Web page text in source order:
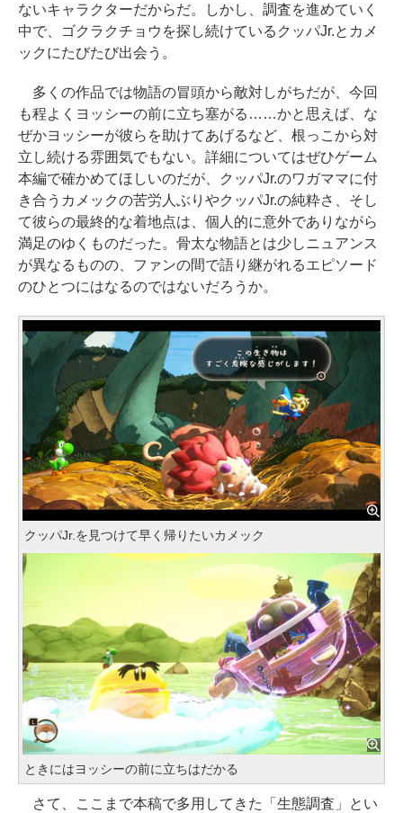
ないキャラクターだからだ。しかし、調査を進めていく
中で、ゴクラクチョウを探し続けているクッパJr.とカメ
ックにたびたび出会う。
多くの作品では物語の冒頭から敵対しがちだが、今回
も程よくヨッシーの前に立ち塞がる……かと思えば、な
ぜかヨッシーが彼らを助けてあげるなど、根っこから対
立し続ける雰囲気でもない。詳細についてはぜひゲーム
本編で確かめてほしいのだが、クッパJr.のワガママに付
き合うカメックの苦労人ぶりやクッパJr.の純粋さ、そし
て彼らの最終的な着地点は、個人的に意外でありながら
満足のゆくものだった。骨太な物語とは少しニュアンス
が異なるものの、ファンの間で語り継がれるエピソード
のひとつにはなるのではないだろうか。
クッパJr.を見つけて早く帰りたいカメック
ときにはヨッシーの前に立ちはだかる
さて、ここまで本稿で多用してきた「生態調査」とい